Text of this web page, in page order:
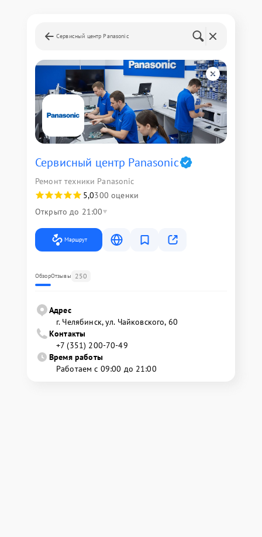
Сервисный центр Panasonic
Сервисный центр Panasonic
Ремонт техники Panasonic
5,0300 оценки
Открыто до 21:00
Маршрут
ОбзорОтзывы 250
Адрес
г. Челябинск, ул. Чайковского, 60
Контакты
+7 (351) 200-70-49
Время работы
Работаем с 09:00 до 21:00